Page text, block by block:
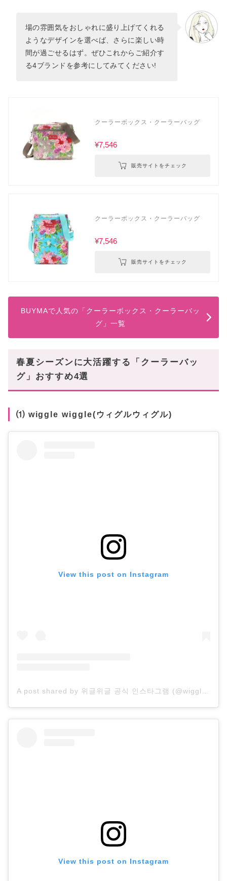
場の雰囲気をおしゃれに盛り上げてくれる
ようなデザインを選べば、さらに楽しい時
間が過ごせるはず。ぜひこれからご紹介す
る4ブランドを参考にしてみてください!
クーラーボックス・クーラーバッグ
¥7,546
販売サイトをチェック
クーラーボックス・クーラーバッグ
¥7,546
販売サイトをチェック
BUYMAで人気の「クーラーボックス・クーラーバッ
グ」一覧
春夏シーズンに大活躍する「クーラーバッ
グ」おすすめ4選
⑴ wiggle wiggle(ウィグルウィグル)
View this post on Instagram
View this post on Instagram